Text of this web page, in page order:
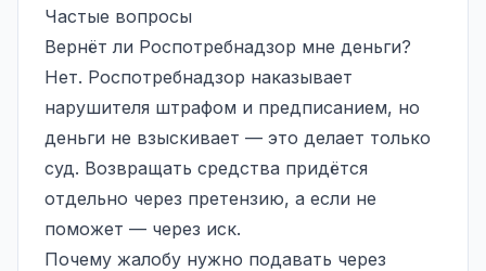
Частые вопросы
Вернёт ли Роспотребнадзор мне деньги?
Нет. Роспотребнадзор наказывает
нарушителя штрафом и предписанием, но
деньги не взыскивает — это делает только
суд. Возвращать средства придётся
отдельно через претензию, а если не
поможет — через иск.
Почему жалобу нужно подавать через